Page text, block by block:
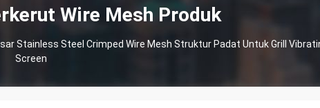
Wire Mesh Produk
Stainless Steel Crimped Wire Mesh Struktur Padat Untuk Grill
Screen